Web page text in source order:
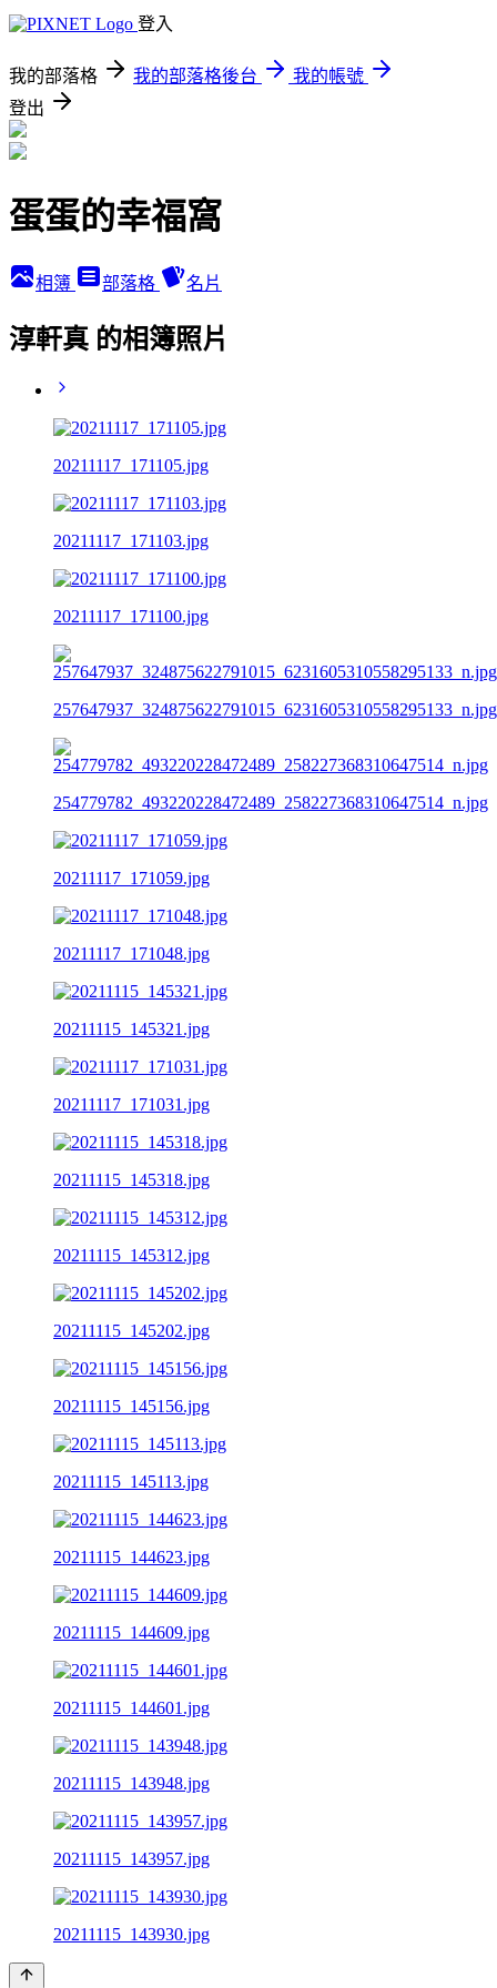
登入
我的部落格 我的部落格後台
我的帳號
登出
蛋蛋的幸福窩
相簿 部落格 名片
淳軒真 的相簿照片
20211117_171105.jpg
20211117_171103.jpg
20211117_171100.jpg
257647937_324875622791015_6231605310558295133_n.jpg
254779782_493220228472489_258227368310647514_n.jpg
20211117_171059.jpg
20211117_171048.jpg
20211115_145321.jpg
20211117_171031.jpg
20211115_145318.jpg
20211115_145312.jpg
20211115_145202.jpg
20211115_145156.jpg
20211115_145113.jpg
20211115_144623.jpg
20211115_144609.jpg
20211115_144601.jpg
20211115_143948.jpg
20211115_143957.jpg
20211115_143930.jpg